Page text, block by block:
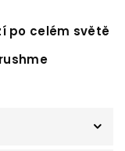
po celém světě